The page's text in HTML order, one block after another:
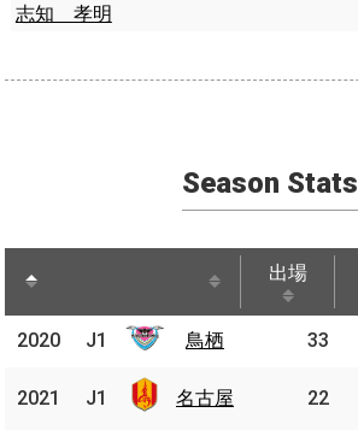
志知 孝明
Season Stats
出場
2020 J1 鳥栖 33
2021 J1
名古
屋
22
2020 J1 鳥栖
2021 J1 名古屋